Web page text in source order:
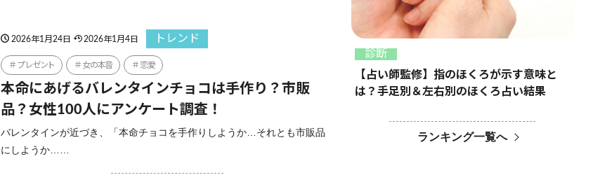
2026年1月24日 2026年1月4日 トレンド
プレゼント 女の本音 恋愛
本命にあげるバレンタインチョコは手作り？市販
品？女性100人にアンケート調査！
バレンタインが近づき、「本命チョコを手作りしようか…それとも市販品
にしようか……
診断
【占い師監修】指のほくろが示す意味と
は？手足別＆左右別のほくろ占い結果
ランキング一覧へ